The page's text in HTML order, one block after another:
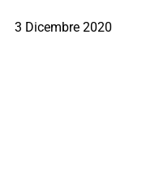
3 Dicembre 2020